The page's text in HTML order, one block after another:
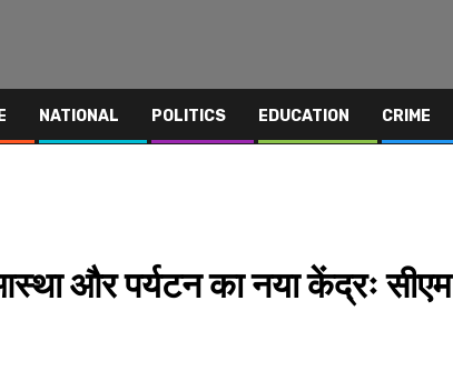
NATIONAL POLITICS EDUCATION CRIME
आस्था और पर्यटन का नया केंद्रः सीएम